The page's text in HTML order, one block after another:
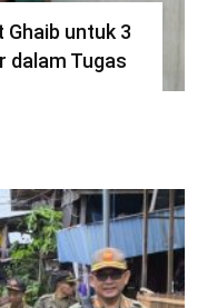
Ghaib untuk 3
dalam Tugas